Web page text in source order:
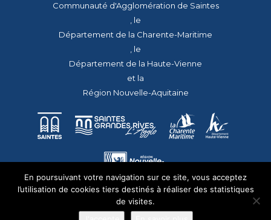
Communauté d'Agglomération de Saintes
, le
Département de la Charente-Maritime
, le
Département de la Haute-Vienne
et la
Région Nouvelle-Aquitaine
En poursuivant votre navigation sur ce site, vous acceptez
l’utilisation de cookies tiers destinés à réaliser des statistiques
de visites.